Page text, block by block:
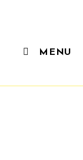
MENU